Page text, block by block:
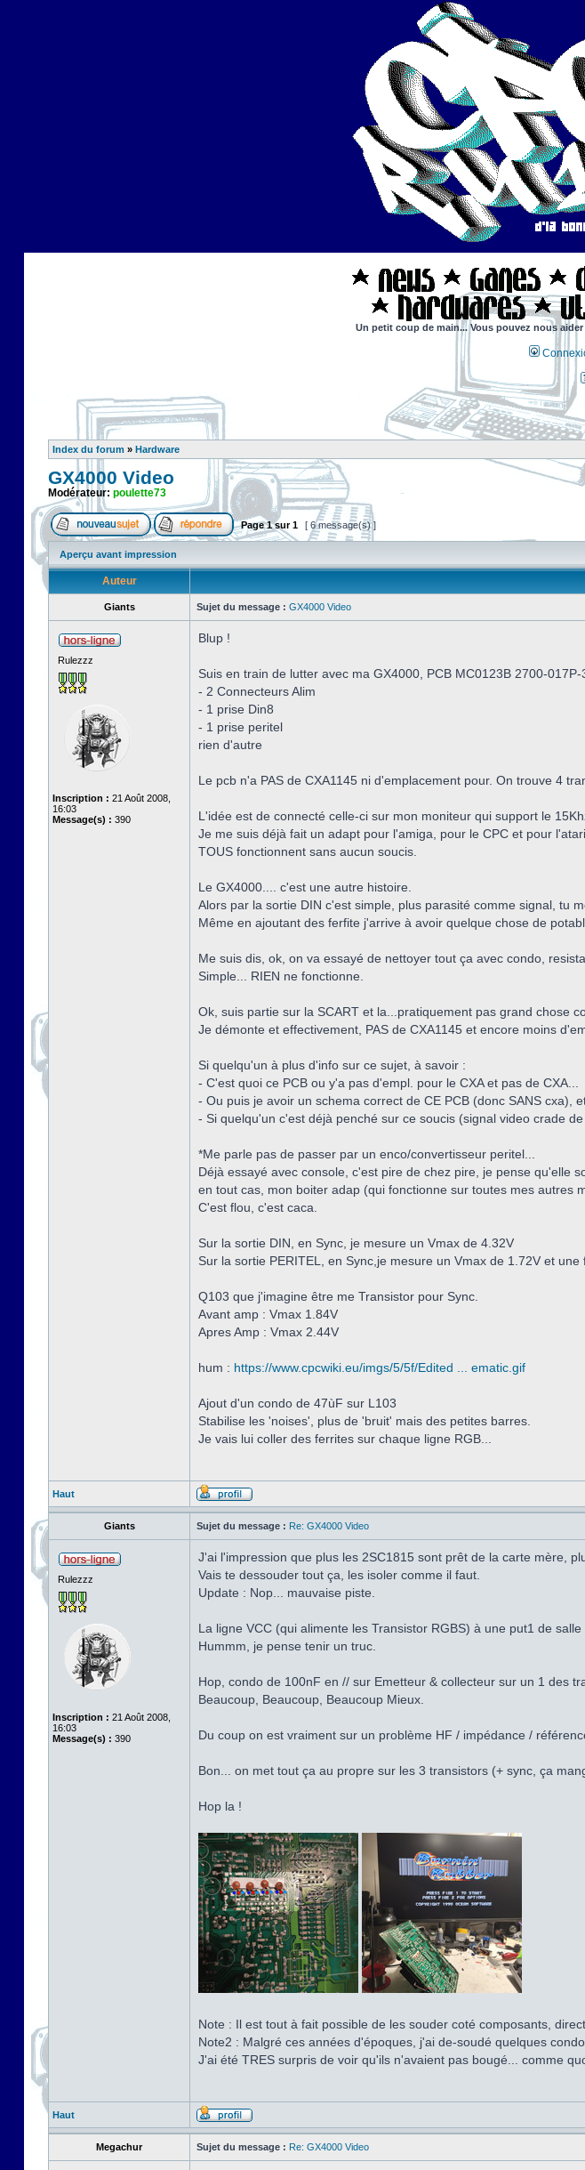
Un petit coup de main... Vous pouvez nous
Index du forum » Hardware
GX4000 Video
Modérateur: poulette73
Page1sur1 [ 6 message(s) ]
Aperçu avant impression
Auteur
Giants Sujet du message : GX4000 Video
Rulezzz
Inscription : 21 Août 2008,
16:03
Message(s) : 390
Blup !
Suis en train de lutter avec ma GX4000, PCB MC0123B 2700-017P-
- 2 Connecteurs Alim
- 1 prise Din8
- 1 prise peritel
rien d'autre
Le pcb n'a PAS de CXA1145 ni d'emplacement pour. On trouve 4
L'idée est de connecté celle-ci sur mon moniteur qui support le
Je me suis déjà fait un adapt pour l'amiga, pour le CPC et pour l'atari
TOUS fonctionnent sans aucun soucis.
Le GX4000.... c'est une autre histoire.
Alors par la sortie DIN c'est simple, plus parasité comme signal, tu
Même en ajoutant des ferfite j'arrive à avoir quelque chose de
Me suis dis, ok, on va essayé de nettoyer tout ça avec condo,
Simple... RIEN ne fonctionne.
Ok, suis partie sur la SCART et la...pratiquement pas grand chose
Je démonte et effectivement, PAS de CXA1145 et encore moins
Si quelqu'un à plus d'info sur ce sujet, à savoir :
- C'est quoi ce PCB ou y'a pas d'empl. pour le CXA et pas de CXA...
- Ou puis je avoir un schema correct de CE PCB (donc SANS cxa),
- Si quelqu'un c'est déjà penché sur ce soucis (signal video crade
*Me parle pas de passer par un enco/convertisseur peritel...
Déjà essayé avec console, c'est pire de chez pire, je pense qu'elle
en tout cas, mon boiter adap (qui fonctionne sur toutes mes autres
C'est flou, c'est caca.
Sur la sortie DIN, en Sync, je mesure un Vmax de 4.32V
Sur la sortie PERITEL, en Sync,je mesure un Vmax de 1.72V et une
Q103 que j'imagine être me Transistor pour Sync.
Avant amp : Vmax 1.84V
Apres Amp : Vmax 2.44V
hum : https://www.cpcwiki.eu/imgs/5/5f/Edited ... ematic.gif
Ajout d'un condo de 47ùF sur L103
Stabilise les 'noises', plus de 'bruit' mais des petites barres.
Je vais lui coller des ferrites sur chaque ligne RGB...
Haut
Giants Sujet du message : Re: GX4000 Video
Rulezzz
Inscription : 21 Août 2008,
16:03
Message(s) : 390
J'ai l'impression que plus les 2SC1815 sont prêt de la carte mère,
Vais te dessouder tout ça, les isoler comme il faut.
Update : Nop... mauvaise piste.
La ligne VCC (qui alimente les Transistor RGBS) à une put1 de salle
Hummm, je pense tenir un truc.
Hop, condo de 100nF en // sur Emetteur & collecteur sur un 1 des
Beaucoup, Beaucoup, Beaucoup Mieux.
Du coup on est vraiment sur un problème HF / impédance /
Bon... on met tout ça au propre sur les 3 transistors (+ sync, ça
Hop la !
Note : Il est tout à fait possible de les souder coté composants,
Note2 : Malgré ces années d'époques, j'ai de-soudé quelques
J'ai été TRES surpris de voir qu'ils n'avaient pas bougé... comme
Haut
Megachur Sujet du message : Re: GX4000 Video